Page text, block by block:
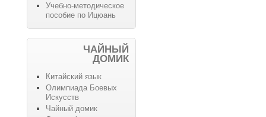
Учебно-методическое
пособие по Ицюань
ЧАЙНЫЙ
ДОМИК
Китайский язык
Олимпиада Боевых
Искусств
Чайный домик